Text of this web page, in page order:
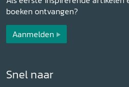
boeken ontvangen?
Aanmelden
Snel naar